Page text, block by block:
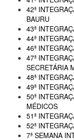
42ª
BAURU
43ª
44ª
46ª
47ª
SECRETÁRIA
48ª
49ª
50ª
MÉDICOS
51ª
52ª
7ª SEMANA